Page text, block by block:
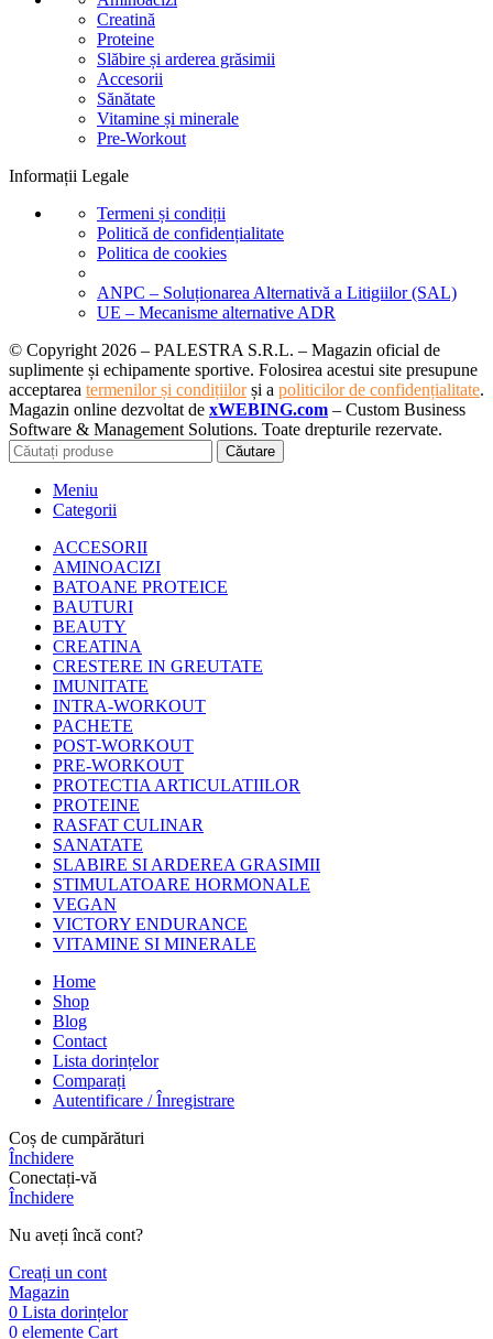
Creatină
Proteine
Slăbire și arderea grăsimii
Accesorii
Sănătate
Vitamine și minerale
Pre-Workout
Informații Legale
Termeni și condiții
Politică de confidențialitate
Politica de cookies
ANPC – Soluționarea Alternativă a Litigiilor (SAL)
UE – Mecanisme alternative ADR
© Copyright 2026 – PALESTRA S.R.L. – Magazin oficial de
suplimente și echipamente sportive. Folosirea acestui site presupune
acceptarea termenilor și condițiilorși a politicilor de confidențialitate.
Magazin online dezvoltat de xWEBING.com – Custom Business
Software & Management Solutions. Toate drepturile rezervate.
Căutare
Meniu
Categorii
ACCESORII
AMINOACIZI
BATOANE PROTEICE
BAUTURI
BEAUTY
CREATINA
CRESTERE IN GREUTATE
IMUNITATE
INTRA-WORKOUT
PACHETE
POST-WORKOUT
PRE-WORKOUT
PROTECTIA ARTICULATIILOR
PROTEINE
RASFAT CULINAR
SANATATE
SLABIRE SI ARDEREA GRASIMII
STIMULATOARE HORMONALE
VEGAN
VICTORY ENDURANCE
VITAMINE SI MINERALE
Home
Shop
Blog
Contact
Lista dorințelor
Comparați
Autentificare / Înregistrare
Coș de cumpărături
Închidere
Conectați-vă
Închidere
Nu aveți încă cont?
Creați un cont
Magazin
0 Lista dorințelor
0 elemente Cart